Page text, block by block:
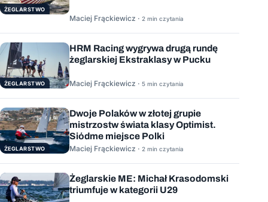
ŻEGLARSTWO
Maciej Frąckiewicz · 2 min czytania
ŻEGLARSTWO
HRM Racing wygrywa drugą rundę
żeglarskiej Ekstraklasy w Pucku
Maciej Frąckiewicz · 5 min czytania
ŻEGLARSTWO
Dwoje Polaków w złotej grupie
mistrzostw świata klasy Optimist.
Siódme miejsce Polki
Maciej Frąckiewicz · 2 min czytania
Żeglarskie ME: Michał Krasodomski
triumfuje w kategorii U29